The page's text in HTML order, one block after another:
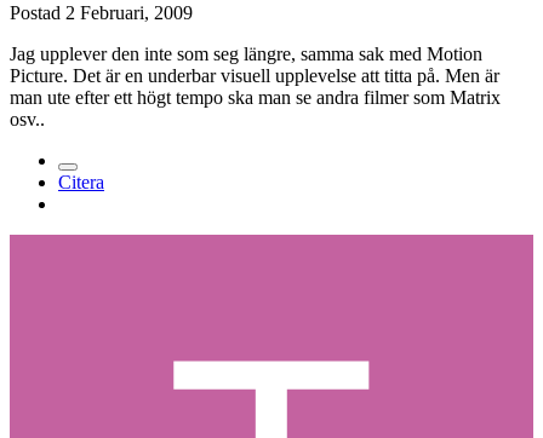
Postad 2 Februari, 2009
Jag upplever den inte som seg längre, samma sak med Motion
Picture. Det är en underbar visuell upplevelse att titta på. Men är
man ute efter ett högt tempo ska man se andra filmer som Matrix
osv..
Citera